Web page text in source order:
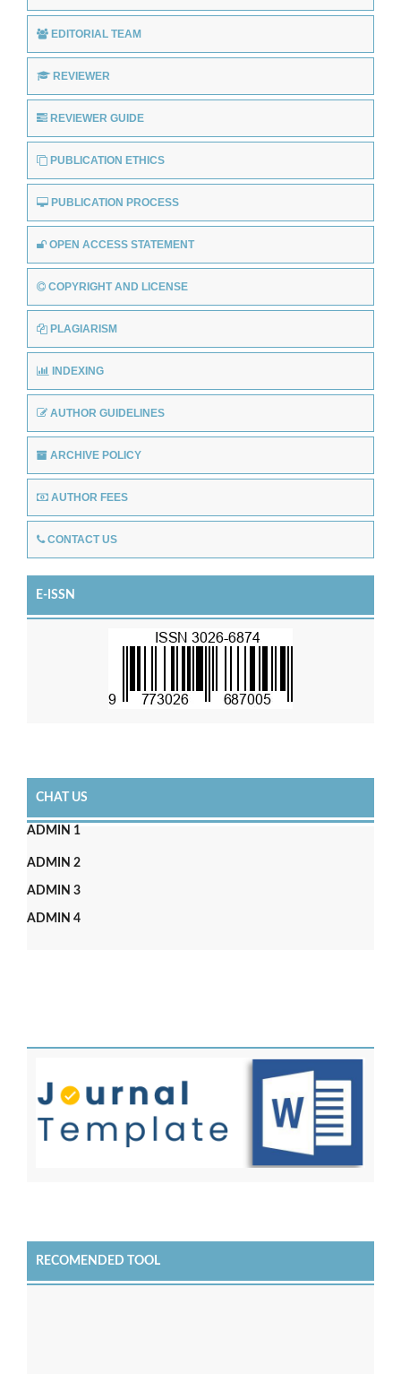
EDITORIAL TEAM
REVIEWER
REVIEWER GUIDE
PUBLICATION ETHICS
PUBLICATION PROCESS
OPEN ACCESS STATEMENT
COPYRIGHT AND LICENSE
PLAGIARISM
INDEXING
AUTHOR GUIDELINES
ARCHIVE POLICY
AUTHOR FEES
CONTACT US
E-ISSN
CHAT US
ADMIN 1
ADMIN 2
ADMIN 3
ADMIN 4
RECOMENDED TOOL